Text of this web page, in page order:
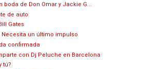
boda de Don Omar y Jackie G...
de auto
Gates
Necesita un último impulso
confirmada
con Dj Peluche en Barcelona
tú?